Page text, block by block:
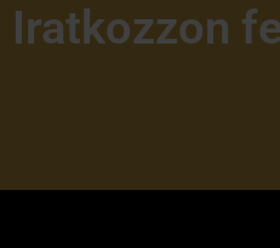
Iratkozzon